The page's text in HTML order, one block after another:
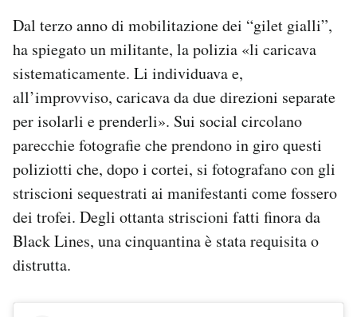
Dal terzo anno di mobilitazione dei “gilet gialli”,
ha spiegato un militante, la polizia «li caricava
sistematicamente. Li individuava e,
all’improvviso, caricava da due direzioni separate
per isolarli e prenderli». Sui social circolano
parecchie fotografie che prendono in giro questi
poliziotti che, dopo i cortei, si fotografano con gli
striscioni sequestrati ai manifestanti come fossero
dei trofei. Degli ottanta striscioni fatti finora da
Black Lines, una cinquantina è stata requisita o
distrutta.